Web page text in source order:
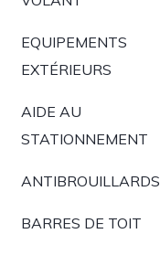
EQUIPEMENTS
EXTÉRIEURS
AIDE AU
STATIONNEMENT
ANTIBROUILLARDS
BARRES DE TOIT